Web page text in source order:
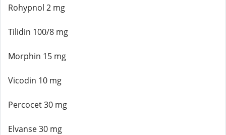
Rohypnol 2 mg
Tilidin 100/8 mg
Morphin 15 mg
Vicodin 10 mg
Percocet 30 mg
Elvanse 30 mg